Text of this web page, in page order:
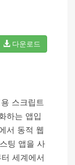
다운로드
스크립트
하는 앱입
서 동적 웹
팅 앱을 사
세계에서